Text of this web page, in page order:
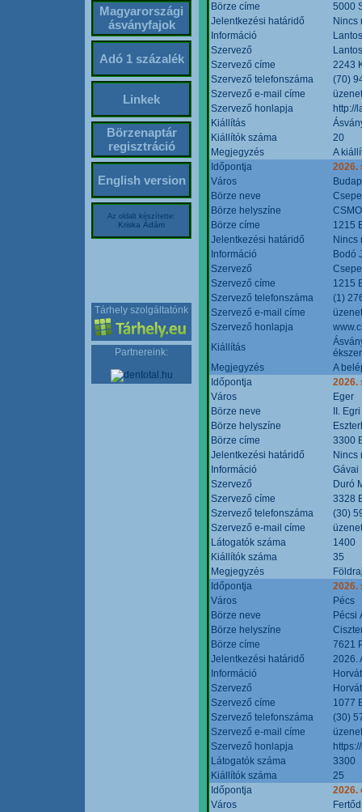
Magyarországi
ásványfajok
Adó 1 százalék
Linkek
Börzenaptár
regisztráció
English version
Az oldalt készítette:
Kriska Ádám
Tárhely szolgáltatónk
Partnereink:
Börze címe
5000
Jelentkezési határidő
Nincs
Információ
Szervező
Szervező címe
2243
Szervező telefonszáma
(70)
Szervező e-mail címe
Szervező honlapja
http://
Kiállítás
Kiállítók száma
20
Megjegyzés
A
Időpontja
2026.
Város
Börze neve
Börze helyszíne
Börze címe
1215
Jelentkezési határidő
Nincs
Információ
Bodó
Szervező
Szervező címe
1215
Szervező telefonszáma
(1)
Szervező e-mail címe
Szervező honlapja
Kiállítás
Megjegyzés
A
Időpontja
2026.
Város
Eger
Börze neve
II.
Börze helyszíne
Börze címe
3300
Jelentkezési határidő
Nincs
Információ
Gávai
Szervező
Duró
Szervező címe
3328
Szervező telefonszáma
(30)
Szervező e-mail címe
Látogatók száma
1400
Kiállítók száma
35
Megjegyzés
Időpontja
2026.
Város
Pécs
Börze neve
Pécsi
Börze helyszíne
Börze címe
7621
Jelentkezési határidő
2026.
Információ
Szervező
Szervező címe
1077
Szervező telefonszáma
(30)
Szervező e-mail címe
Szervező honlapja
Látogatók száma
3300
Kiállítók száma
25
Időpontja
2026.
Város
Fertőd